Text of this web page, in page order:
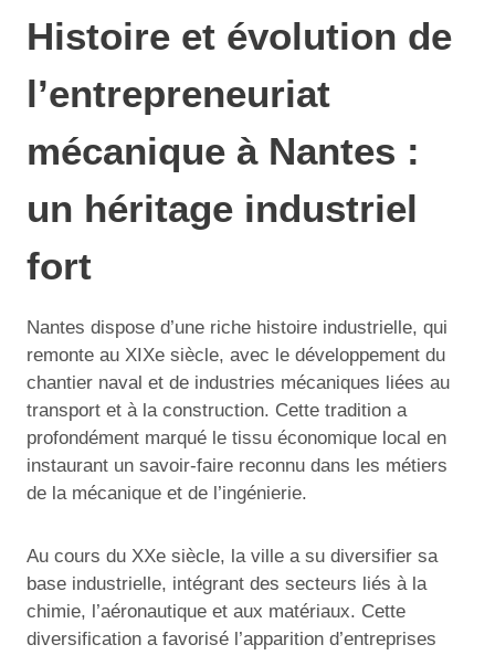
Histoire et évolution de
l’entrepreneuriat
mécanique à Nantes :
un héritage industriel
fort
Nantes dispose d’une riche histoire industrielle, qui
remonte au XIXe siècle, avec le développement du
chantier naval et de industries mécaniques liées au
transport et à la construction. Cette tradition a
profondément marqué le tissu économique local en
instaurant un savoir-faire reconnu dans les métiers
de la mécanique et de l’ingénierie.
Au cours du XXe siècle, la ville a su diversifier sa
base industrielle, intégrant des secteurs liés à la
chimie, l’aéronautique et aux matériaux. Cette
diversification a favorisé l’apparition d’entreprises